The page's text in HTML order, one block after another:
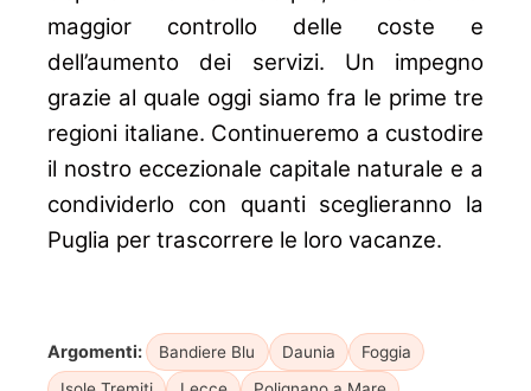
maggior controllo delle coste e
dell’aumento dei servizi. Un impegno
grazie al quale oggi siamo fra le prime tre
regioni italiane. Continueremo a custodire
il nostro eccezionale capitale naturale e a
condividerlo con quanti sceglieranno la
Puglia per trascorrere le loro vacanze.
Argomenti: Bandiere Blu Daunia
Foggia